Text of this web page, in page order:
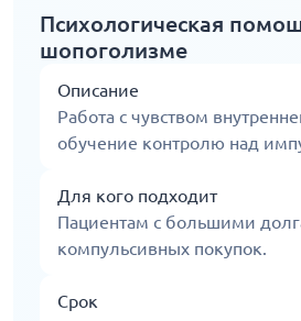
Психологическая
шопоголизме
Описание
Работа с чувством
обучение контролю над
Для кого подходит
Пациентам с большими
компульсивных покупок.
Срок